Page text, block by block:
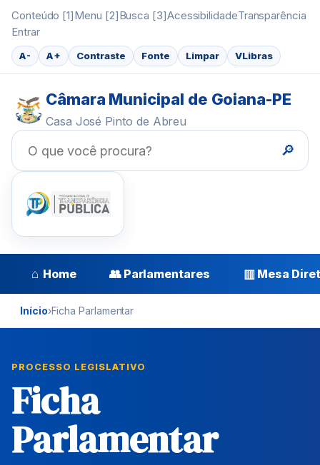
Conteúdo [1]Menu [2]Busca [3]AcessibilidadeTransparência
Entrar
A- A+ Contraste Fonte Limpar VLibras
Câmara Municipal de Goiana-PE
Casa José Pinto de Abreu
🔎
⌂ Home 👥 Parlamentares ▥ Mesa
Início›Ficha Parlamentar
PROCESSO LEGISLATIVO
Ficha
Parlamentar